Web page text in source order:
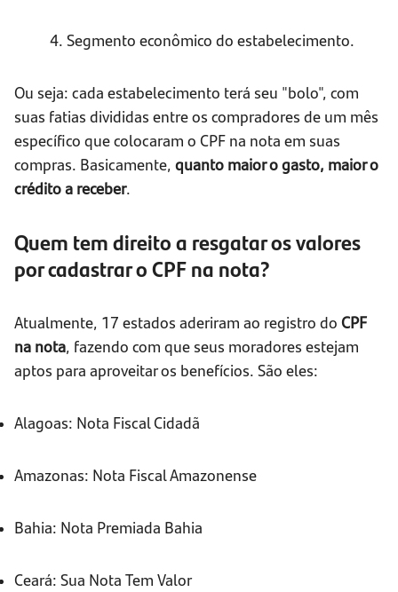
4. Segmento econômico do estabelecimento.
Ou seja: cada estabelecimento terá seu "bolo", com
suas fatias divididas entre os compradores de um mês
específico que colocaram o CPF na nota em suas
compras. Basicamente, quanto maior o gasto, maior o
crédito a receber.
Quem tem direito a resgatar os valores
por cadastrar o CPF na nota?
Atualmente, 17 estados aderiram ao registro do CPF
na nota, fazendo com que seus moradores estejam
aptos para aproveitar os benefícios. São eles:
Alagoas: Nota Fiscal Cidadã
Amazonas: Nota Fiscal Amazonense
Bahia: Nota Premiada Bahia
Ceará: Sua Nota Tem Valor